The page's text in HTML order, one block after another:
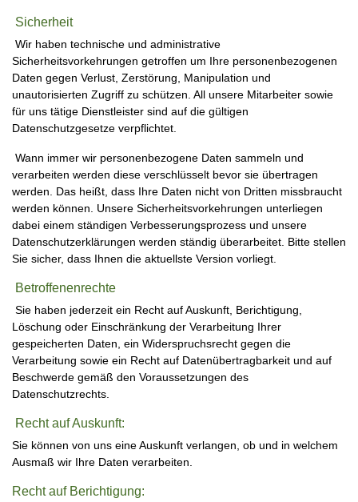
Sicherheit
Wir haben technische und administrative
Sicherheitsvorkehrungen getroffen um Ihre personenbezogenen
Daten gegen Verlust, Zerstörung, Manipulation und
unautorisierten Zugriff zu schützen. All unsere Mitarbeiter sowie
für uns tätige Dienstleister sind auf die gültigen
Datenschutzgesetze verpflichtet.
Wann immer wir personenbezogene Daten sammeln und
verarbeiten werden diese verschlüsselt bevor sie übertragen
werden. Das heißt, dass Ihre Daten nicht von Dritten missbraucht
werden können. Unsere Sicherheitsvorkehrungen unterliegen
dabei einem ständigen Verbesserungsprozess und unsere
Datenschutzerklärungen werden ständig überarbeitet. Bitte stellen
Sie sicher, dass Ihnen die aktuellste Version vorliegt.
Betroffenenrechte
Sie haben jederzeit ein Recht auf Auskunft, Berichtigung,
Löschung oder Einschränkung der Verarbeitung Ihrer
gespeicherten Daten, ein Widerspruchsrecht gegen die
Verarbeitung sowie ein Recht auf Datenübertragbarkeit und auf
Beschwerde gemäß den Voraussetzungen des
Datenschutzrechts.
Recht auf Auskunft:
Sie können von uns eine Auskunft verlangen, ob und in welchem
Ausmaß wir Ihre Daten verarbeiten.
Recht auf Berichtigung: